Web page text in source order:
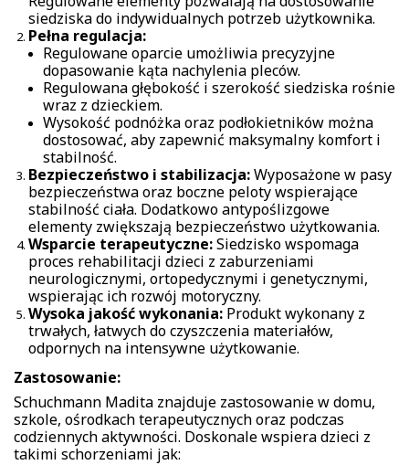
siedziska do indywidualnych potrzeb użytkownika.
Pełna regulacja:
Regulowane oparcie umożliwia precyzyjne
dopasowanie kąta nachylenia pleców.
Regulowana głębokość i szerokość siedziska rośnie
wraz z dzieckiem.
Wysokość podnóżka oraz podłokietników można
dostosować, aby zapewnić maksymalny komfort i
stabilność.
Bezpieczeństwo i stabilizacja:Wyposażone w pasy
bezpieczeństwa oraz boczne peloty wspierające
stabilność ciała. Dodatkowo antypoślizgowe
elementy zwiększają bezpieczeństwo użytkowania.
Wsparcie terapeutyczne:Siedzisko wspomaga
proces rehabilitacji dzieci z zaburzeniami
neurologicznymi, ortopedycznymi i genetycznymi,
wspierając ich rozwój motoryczny.
Wysoka jakość wykonania: Produkt wykonany z
trwałych, łatwych do czyszczenia materiałów,
odpornych na intensywne użytkowanie.
Zastosowanie:
Schuchmann Madita znajduje zastosowanie w domu,
szkole, ośrodkach terapeutycznych oraz podczas
codziennych aktywności. Doskonale wspiera dzieci z
takimi schorzeniami jak: